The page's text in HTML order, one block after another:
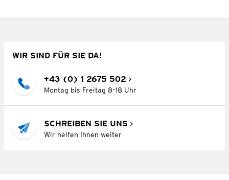
WIR SIND FÜR SIE DA!
+43 (0) 1 2675 502
Montag bis Freitag 8–18 Uhr
SCHREIBEN SIE UNS
Wir helfen Ihnen weiter